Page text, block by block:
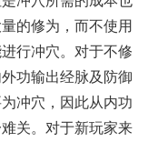
的修为，而不使用
行冲穴。对于不修
功输出经脉及防御
冲穴，因此从内功
关。对于新玩家来